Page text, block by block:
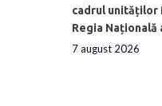
cadrul unităților
Regia Națională
7 august 2026